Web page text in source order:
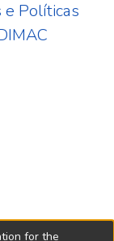
Políticas
for the